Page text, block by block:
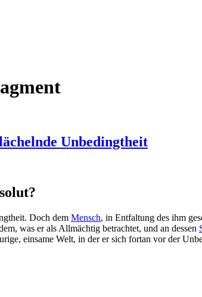
Unbedingtheit
Doch dem Mensch, in Entfaltung des ihm
was er als Allmächtig betrachtet, und an dessen
einsame Welt, in der er sich fortan vor der